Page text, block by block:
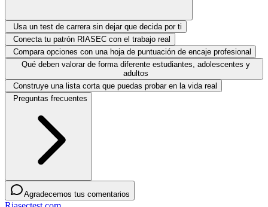
Usa un test de carrera sin dejar que decida por ti
Conecta tu patrón RIASEC con el trabajo real
Compara opciones con una hoja de puntuación de encaje profesional
Qué deben valorar de forma diferente estudiantes, adolescentes y
adultos
Construye una lista corta que puedas probar en la vida real
Preguntas frecuentes
Agradecemos tus comentarios